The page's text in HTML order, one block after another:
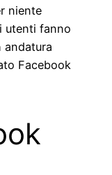
niente
utenti fanno
Facebook